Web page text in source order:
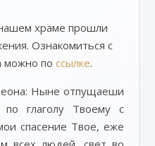
храме прошли
Ознакомиться с
можно по ссылке.
Ныне отпущаеши
глаголу Твоему с
спасение Твое, еже